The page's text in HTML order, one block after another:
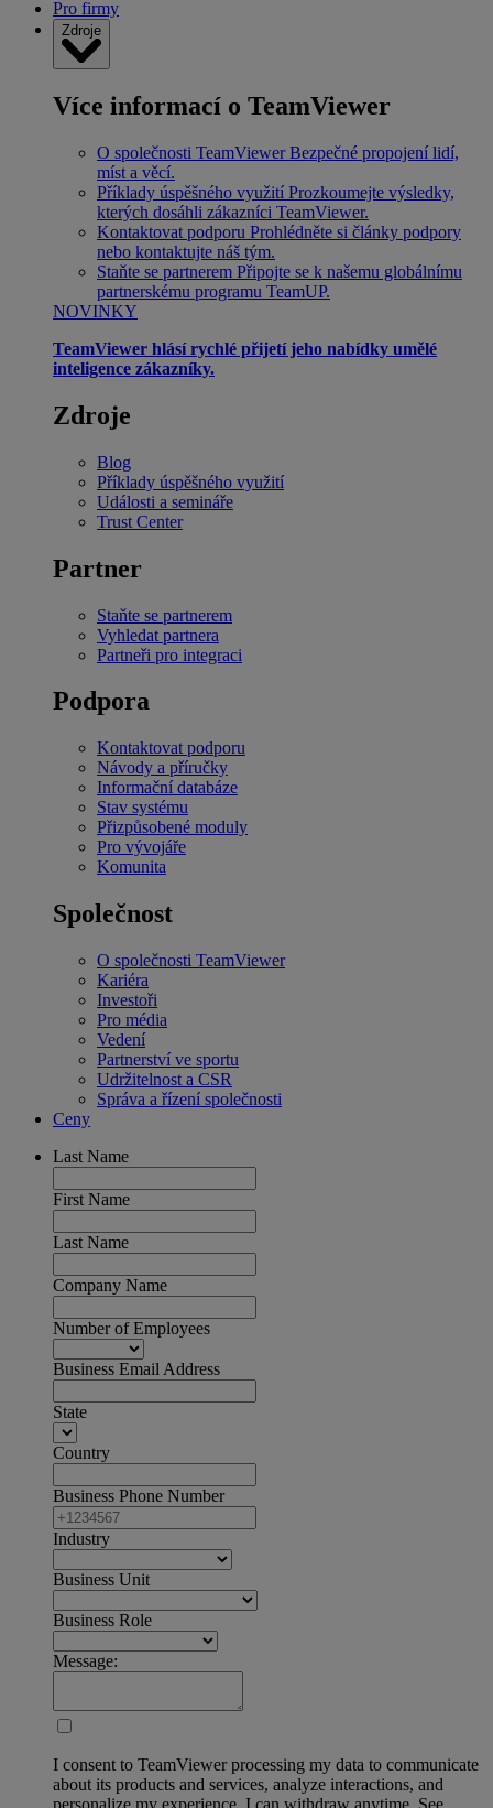
Pro firmy
Zdroje
Více informací o TeamViewer
O společnosti TeamViewer Bezpečné propojení lidí,
míst a věcí.
Příklady úspěšného využití Prozkoumejte výsledky,
kterých dosáhli zákazníci TeamViewer.
Kontaktovat podporu Prohlédněte si články podpory
nebo kontaktujte náš tým.
Staňte se partnerem Připojte se k našemu globálnímu
partnerskému programu TeamUP.
NOVINKY
TeamViewer hlásí rychlé přijetí jeho nabídky umělé
inteligence zákazníky.
Zdroje
Blog
Příklady úspěšného využití
Události a semináře
Trust Center
Partner
Staňte se partnerem
Vyhledat partnera
Partneři pro integraci
Podpora
Kontaktovat podporu
Návody a příručky
Informační databáze
Stav systému
Přizpůsobené moduly
Pro vývojáře
Komunita
Společnost
O společnosti TeamViewer
Kariéra
Investoři
Pro média
Vedení
Partnerství ve sportu
Udržitelnost a CSR
Správa a řízení společnosti
Ceny
Last Name
First Name
Last Name
Company Name
Number of Employees
Business Email Address
State
Country
Business Phone Number
Industry
Business Unit
Business Role
Message:
I consent to TeamViewer processing my data to communicate
about its products and services, analyze interactions, and